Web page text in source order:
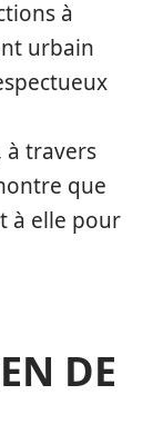
à
urbain
à travers
que
à elle pour
DE